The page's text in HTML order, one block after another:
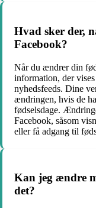
Hvad sker der,
Facebook?
Når du ændrer din
information, der
nyhedsfeeds. Dine
ændringen, hvis de
fødselsdage.
Facebook, såsom
eller få adgang til
Kan jeg ændre
det?